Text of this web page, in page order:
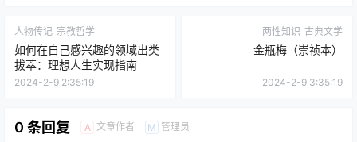
人物传记 宗教哲学
如何在自己感兴趣的领域出类
拔萃：理想人生实现指南
2024-2-9 2:35:19
两性知识 古典文学
金瓶梅（崇祯本）
2024-2-9 3:35:19
0 条回复 A 文章作者 M 管理员